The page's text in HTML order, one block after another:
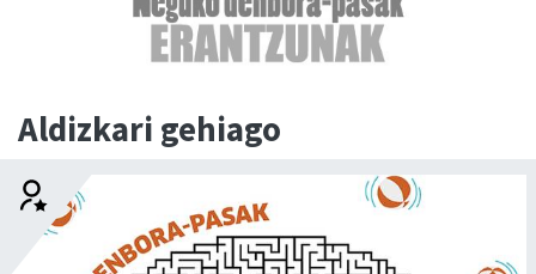
Aldizkari gehiago